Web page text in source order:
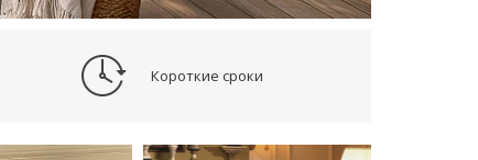
Короткие сроки